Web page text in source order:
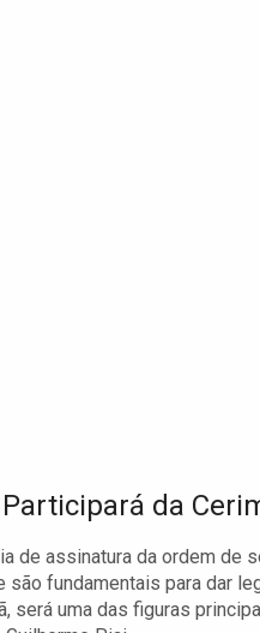
da
de assinatura da ordem de
são fundamentais para dar
será uma das figuras